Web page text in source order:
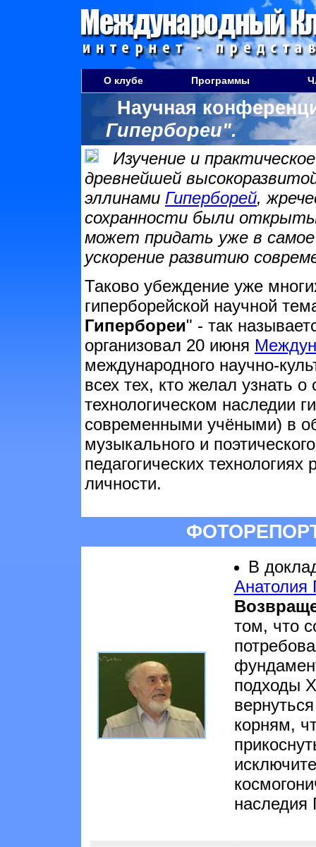
О клубе Программы
Научная
Гипербореи".
Изучение и
древнейшей
эллинами Гиперборей,
сохранности были открыты
может придать уже в
ускорение развитию
Таково убеждение уже
гиперборейской научной
Гипербореи" - так
организовал 20 июня
международного научно-
всех тех, кто желал узнать
технологическом наследии
современными учёными) в
музыкального и
педагогических
личности.
В
том, что
подходы
корням,
наследия